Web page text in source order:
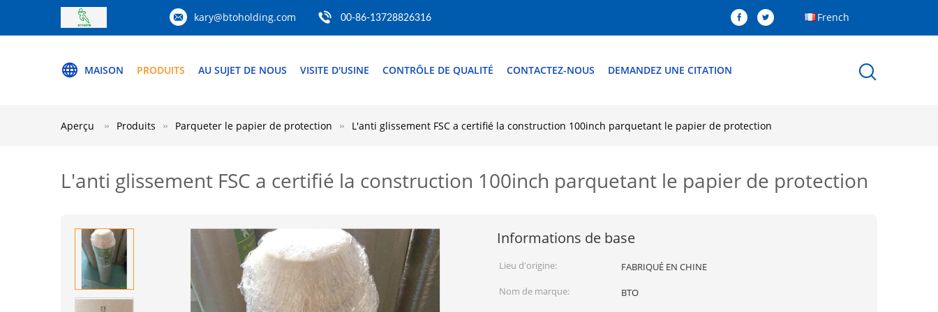
kary@btoholding.com 00-86-13728826316 French
MAISON PRODUITS AU SUJET DE NOUS VISITE D'USINE CONTRÔLE DE QUALITÉ CONTACTEZ-NOUS DEMANDEZ UNE CITATION
Aperçu Produits Parqueter le papier de protection L'anti glissement FSC a certifié la construction 100inch parquetant le papier de protection
L'anti glissement FSC a certifié la construction 100inch parquetant le papier de protection
Informations de base
Lieu d'origine:
FABRIQUÉ EN CHINE
Nom de marque:
BTO